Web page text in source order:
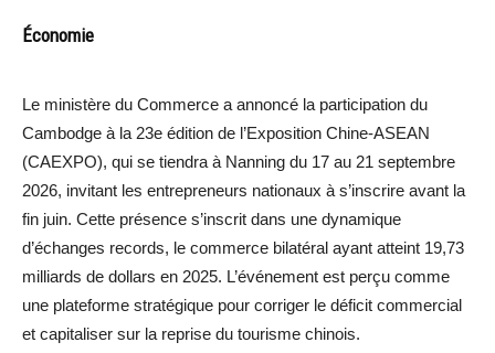
Économie
Le ministère du Commerce a annoncé la participation du
Cambodge à la 23e édition de l’Exposition Chine-ASEAN
(CAEXPO), qui se tiendra à Nanning du 17 au 21 septembre
2026, invitant les entrepreneurs nationaux à s’inscrire avant la
fin juin. Cette présence s’inscrit dans une dynamique
d’échanges records, le commerce bilatéral ayant atteint 19,73
milliards de dollars en 2025. L’événement est perçu comme
une plateforme stratégique pour corriger le déficit commercial
et capitaliser sur la reprise du tourisme chinois.